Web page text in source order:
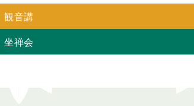
観音講
坐禅会